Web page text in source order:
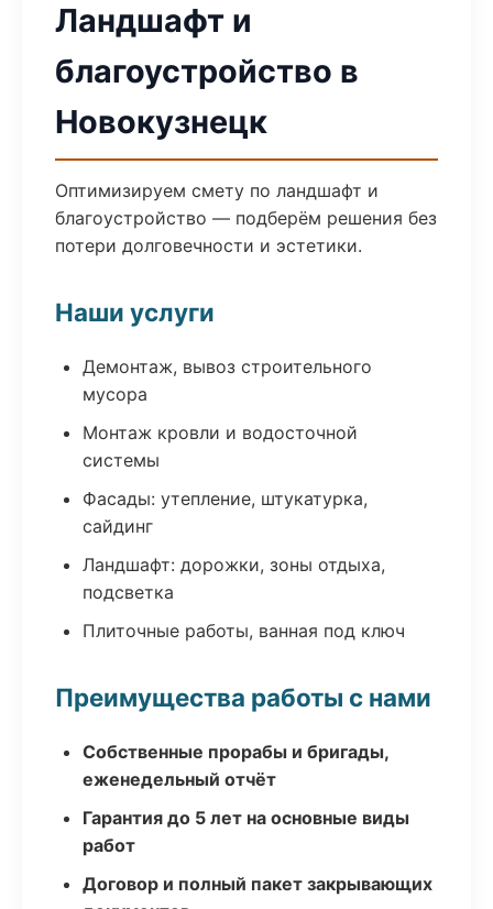
Ландшафт и
благоустройство в
Новокузнецк
Оптимизируем смету по ландшафт и
благоустройство — подберём решения без
потери долговечности и эстетики.
Наши услуги
Демонтаж, вывоз строительного
мусора
Монтаж кровли и водосточной
системы
Фасады: утепление, штукатурка,
сайдинг
Ландшафт: дорожки, зоны отдыха,
подсветка
Плиточные работы, ванная под ключ
Преимущества работы с нами
Собственные прорабы и бригады,
еженедельный отчёт
Гарантия до 5 лет на основные виды
работ
Договор и полный пакет закрывающих